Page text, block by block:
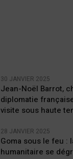
30 JANVIER 2025
Jean-Noël Barrot,
diplomatie
visite sous haute
28 JANVIER 2025
Goma sous le feu :
humanitaire se